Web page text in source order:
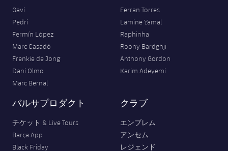
Gavi
Pedri
Fermín López
Marc Casadó
Frenkie de Jong
Dani Olmo
Marc Bernal
Ferran Torres
Lamine Yamal
Raphinha
Roony Bardghji
Anthony Gordon
Karim Adeyemi
バルサプロダクト
チケット & Live Tours
Barça App
Black Friday
クラブ
エンブレム
アンセム
レジェンド